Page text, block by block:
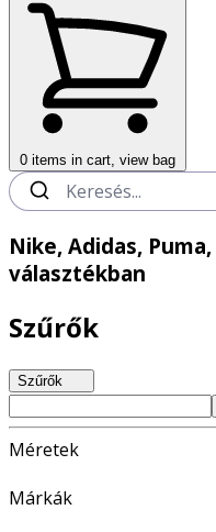
0 items in cart, view bag
Nike, Adidas,
választékban
Szűrők
Szűrők
Méretek
Márkák